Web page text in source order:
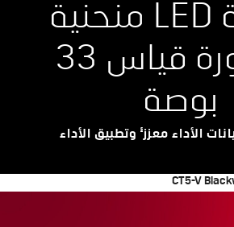
شاشة LED منحنية
متطورة قياس 33
بوصة
الأداء معزز§وتطبيق الأداء